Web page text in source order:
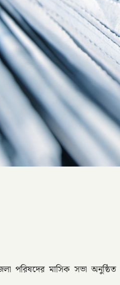
পরিষদের মাসিক সভা অনুষ্ঠিত